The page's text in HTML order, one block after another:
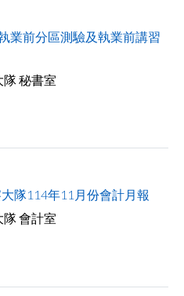
業前分區測驗及執業前講習
秘書室
隊114年11月份會計月報
會計室